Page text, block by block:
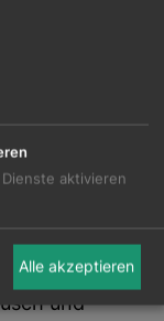
Von
zu
können. Die
und
aktivieren
Alle akzeptieren